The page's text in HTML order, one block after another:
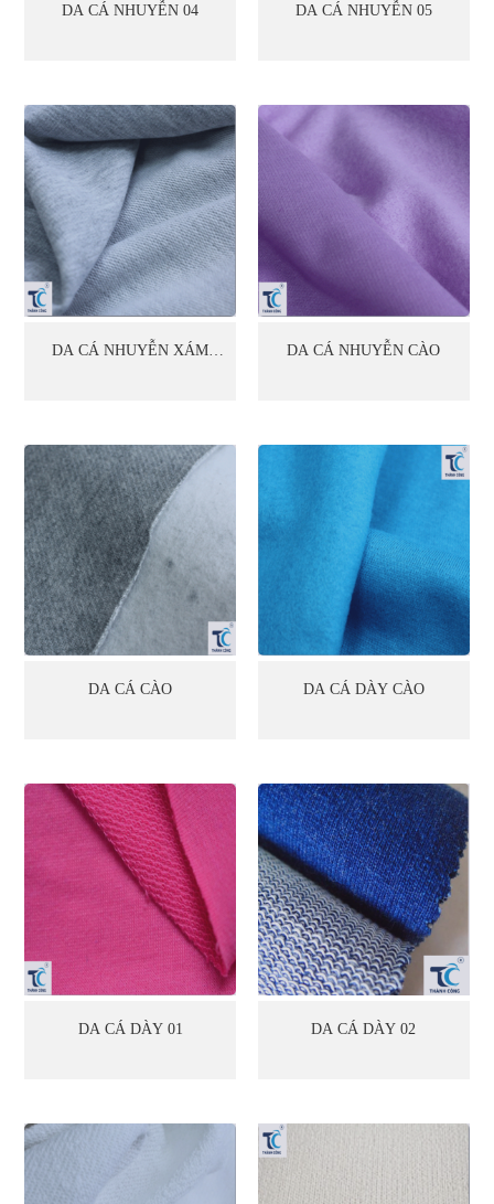
DA CÁ NHUYỄN 04 DA CÁ NHUYỄN 05
DA CÁ NHUYỄN XÁM
DA CÁ NHUYỄN CÀO
DA CÁ CÀO DA CÁ DÀY CÀO
DA CÁ DÀY 01 DA CÁ DÀY 02